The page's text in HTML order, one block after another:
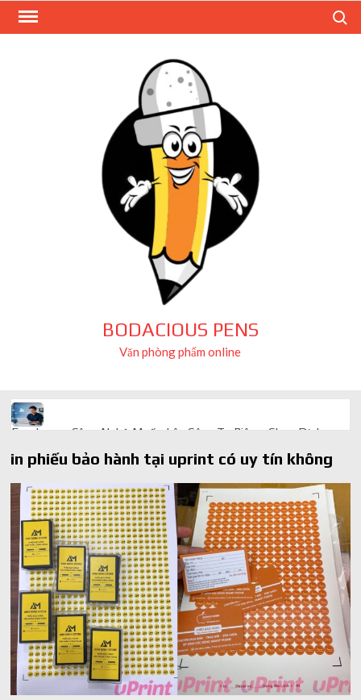
Skip
BODACIOUS PENS
Văn phòng phẩm online
Freelancer Công Nghệ Muốn Lên Công Ty Riêng: Chọn Dịch
Quà cá nhân hóa: vì sao món làm riêng luôn ghi điểm
AI trong doanh nghiệp: Phân biệt RPA, workflow và AI agent
Ứng dụng AI trong doanh nghiệp để cắt giảm chi phí vận hành
Ứng dụng AI cho chăm sóc khách hàng giúp web phản hồi
24/7
AI agent cho doanh nghiệp khác chatbot truyền thống ra sao
in phiếu bảo hành tại uprint có uy tín không